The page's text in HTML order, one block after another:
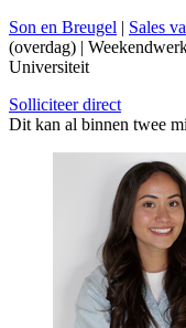
Son en Breugel | Sales
(overdag) |
Universiteit
Solliciteer direct
Dit kan al binnen twee